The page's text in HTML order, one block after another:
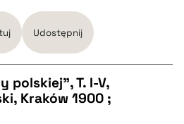
Udostępnij
polskiej", T. I-V,
Kraków 1900 ;